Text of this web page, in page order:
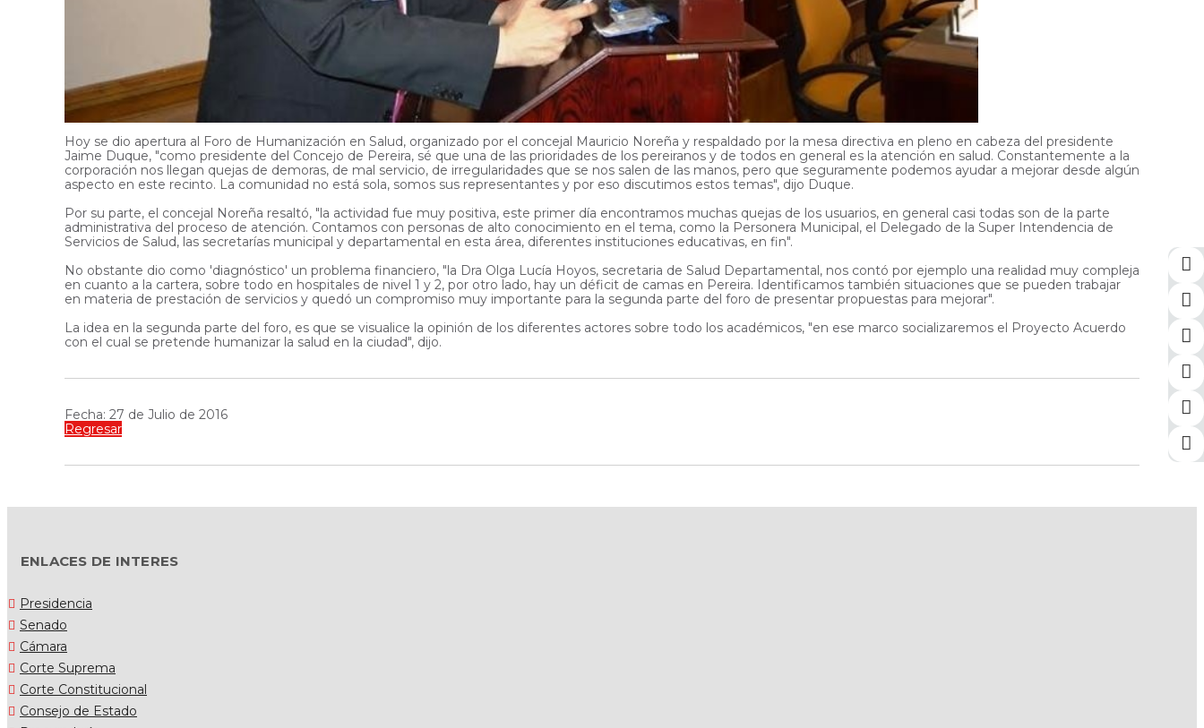
Hoy se dio apertura al Foro de Humanización en Salud, organizado por el concejal Mauricio Noreña y respaldado por la mesa directiva en pleno en cabeza del presidente
Jaime Duque, "como presidente del Concejo de Pereira, sé que una de las prioridades de los pereiranos y de todos en general es la atención en salud. Constantemente a la
corporación nos llegan quejas de demoras, de mal servicio, de irregularidades que se nos salen de las manos, pero que seguramente podemos ayudar a mejorar desde algún
aspecto en este recinto. La comunidad no está sola, somos sus representantes y por eso discutimos estos temas", dijo Duque.
Por su parte, el concejal Noreña resaltó, "la actividad fue muy positiva, este primer día encontramos muchas quejas de los usuarios, en general casi todas son de la parte
administrativa del proceso de atención. Contamos con personas de alto conocimiento en el tema, como la Personera Municipal, el Delegado de la Super Intendencia de
Servicios de Salud, las secretarías municipal y departamental en esta área, diferentes instituciones educativas, en fin".
No obstante dio como 'diagnóstico' un problema financiero, "la Dra Olga Lucía Hoyos, secretaria de Salud Departamental, nos contó por ejemplo una realidad muy compleja
en cuanto a la cartera, sobre todo en hospitales de nivel 1 y 2, por otro lado, hay un déficit de camas en Pereira. Identificamos también situaciones que se pueden trabajar
en materia de prestación de servicios y quedó un compromiso muy importante para la segunda parte del foro de presentar propuestas para mejorar".
La idea en la segunda parte del foro, es que se visualice la opinión de los diferentes actores sobre todo los académicos, "en ese marco socializaremos el Proyecto Acuerdo
con el cual se pretende humanizar la salud en la ciudad", dijo.
Fecha: 27 de Julio de 2016
Regresar
ENLACES DE INTERES
Presidencia
Senado
Cámara
Corte Suprema
Corte Constitucional
Consejo de Estado